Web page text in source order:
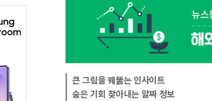
큰 그림을 꿰뚫는 인사이트
숨은 기회 찾아내는 알짜 정보